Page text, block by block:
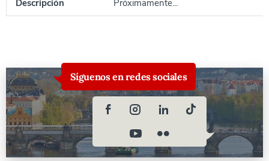
Descripción Próximamente...
Síguenos en redes sociales